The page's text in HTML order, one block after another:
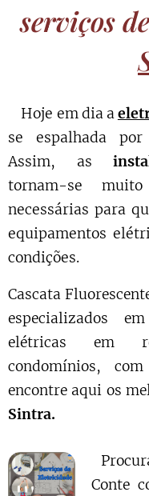
serviços
Hoje em dia a
se espalhada
Assim, as
tornam-se
necessárias para
equipamentos
condições.
Cascata
especializados
elétricas em
condomínios,
encontre aqui os
Sintra.
Conte